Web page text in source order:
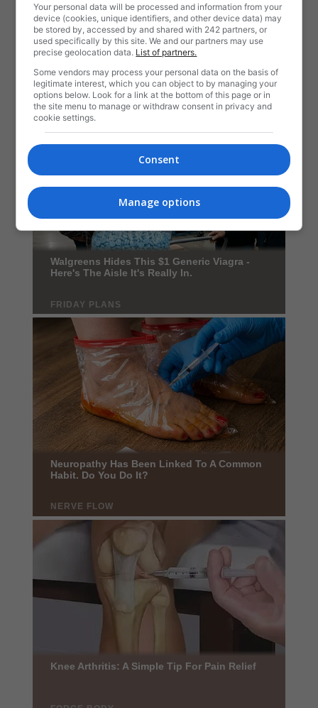
Your personal data will be processed and information from your
device (cookies, unique identifiers, and other device data) may
be stored by, accessed by and shared with 242 partners, or
used specifically by this site. We and our partners may use
precise geolocation data. List of partners.
Some vendors may process your personal data on the basis of
legitimate interest, which you can object to by managing your
options below. Look for a link at the bottom of this page or in
the site menu to manage or withdraw consent in privacy and
cookie settings.
Consent
Manage options